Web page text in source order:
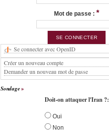
Mot de passe : *
Se connecter avec OpenID
Créer un nouveau compte
Demander un nouveau mot de passe
Sondage
Doit-on attaquer l'Iran ?:
Oui
Non